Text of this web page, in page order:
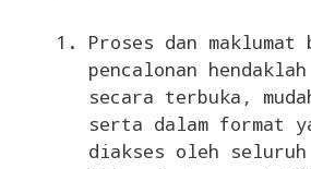
Proses dan maklumat
pencalonan
secara terbuka,
serta dalam format
diakses oleh